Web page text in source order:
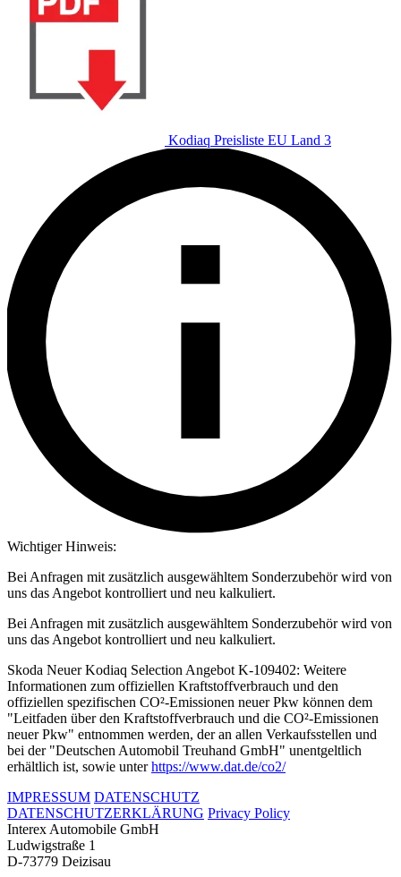
Kodiaq Preisliste EU Land 3
Wichtiger Hinweis:
Bei Anfragen mit zusätzlich ausgewähltem Sonderzubehör wird von
uns das Angebot kontrolliert und neu kalkuliert.
Bei Anfragen mit zusätzlich ausgewähltem Sonderzubehör wird von
uns das Angebot kontrolliert und neu kalkuliert.
Skoda Neuer Kodiaq Selection Angebot K-109402: Weitere
Informationen zum offiziellen Kraftstoffverbrauch und den
offiziellen spezifischen CO²-Emissionen neuer Pkw können dem
"Leitfaden über den Kraftstoffverbrauch und die CO²-Emissionen
neuer Pkw" entnommen werden, der an allen Verkaufsstellen und
bei der "Deutschen Automobil Treuhand GmbH" unentgeltlich
erhältlich ist, sowie unterhttps://www.dat.de/co2/
IMPRESSUM DATENSCHUTZ
DATENSCHUTZERKLÄRUNG Privacy Policy
Interex Automobile GmbH
Ludwigstraße 1
D-73779 Deizisau